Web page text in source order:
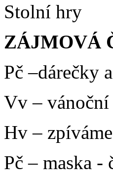
Stolní hry
ZÁJMOVÁ
Pč –dárečky
Vv – vánoční
Hv –
Pč – maska -